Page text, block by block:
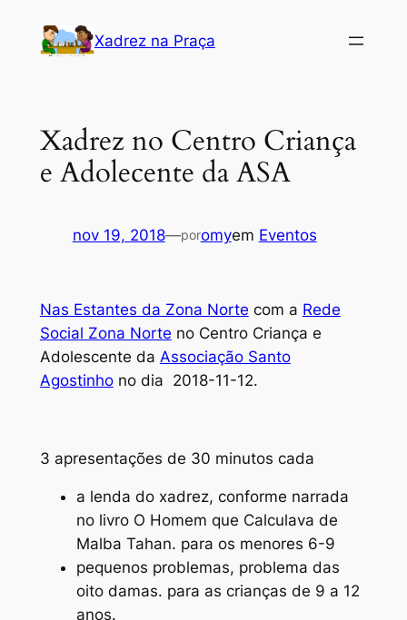
Xadrez na Praça
Xadrez no Centro Criança
e Adolecente da ASA
nov 19, 2018—poromyem Eventos
Nas Estantes da Zona Norte com a Rede
Social Zona Norte no Centro Criança e
Adolescente da Associação Santo
Agostinhono dia 2018-11-12.
3 apresentações de 30 minutos cada
a lenda do xadrez, conforme narrada
no livro O Homem que Calculava de
Malba Tahan. para os menores 6-9
pequenos problemas, problema das
oito damas. para as crianças de 9 a 12
anos.